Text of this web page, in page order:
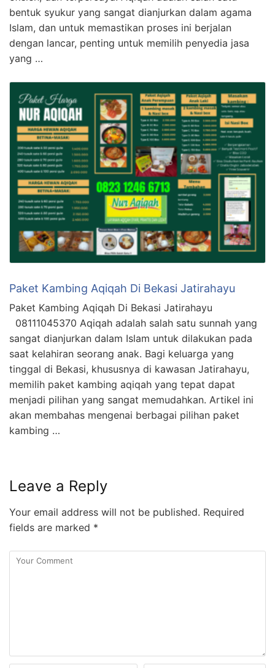
bentuk syukur yang sangat dianjurkan dalam agama
Islam, dan untuk memastikan proses ini berjalan
dengan lancar, penting untuk memilih penyedia jasa
yang …
Paket Kambing Aqiqah Di Bekasi Jatirahayu
Paket Kambing Aqiqah Di Bekasi Jatirahayu
08111045370 Aqiqah adalah salah satu sunnah yang
sangat dianjurkan dalam Islam untuk dilakukan pada
saat kelahiran seorang anak. Bagi keluarga yang
tinggal di Bekasi, khususnya di kawasan Jatirahayu,
memilih paket kambing aqiqah yang tepat dapat
menjadi pilihan yang sangat memudahkan. Artikel ini
akan membahas mengenai berbagai pilihan paket
kambing …
Leave a Reply
Your email address will not be published. Required
fields are marked *